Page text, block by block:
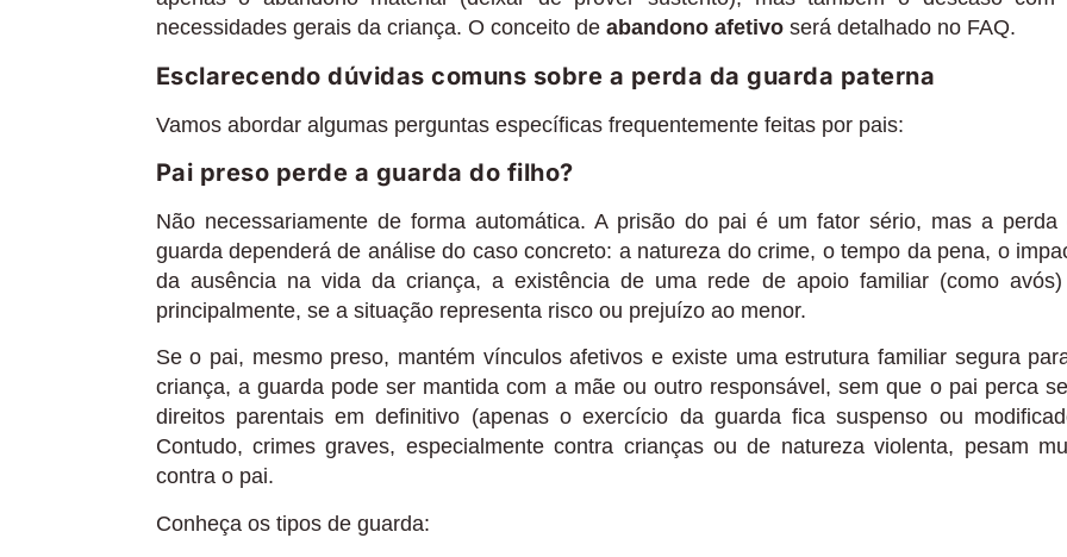
necessidades gerais da criança. O conceito de abandono afetivoserá detalhado no FAQ.
Esclarecendo dúvidas comuns sobre a perda da guarda paterna
Vamos abordar algumas perguntas específicas frequentemente feitas por pais:
Pai preso perde a guarda do filho?
Não necessariamente de forma automática. A prisão do pai é um fator sério, mas a perda
guarda dependerá de análise do caso concreto: a natureza do crime, o tempo da pena, o
da ausência na vida da criança, a existência de uma rede de apoio familiar (como
principalmente, se a situação representa risco ou prejuízo ao menor.
Se o pai, mesmo preso, mantém vínculos afetivos e existe uma estrutura familiar segura
criança, a guarda pode ser mantida com a mãe ou outro responsável, sem que o pai perca
direitos parentais em definitivo (apenas o exercício da guarda fica suspenso ou
Contudo, crimes graves, especialmente contra crianças ou de natureza violenta, pesam
contra o pai.
Conheça os tipos de guarda: